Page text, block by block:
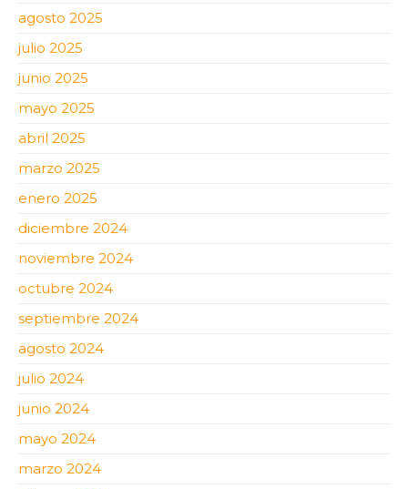
agosto 2025
julio 2025
junio 2025
mayo 2025
abril 2025
marzo 2025
enero 2025
diciembre 2024
noviembre 2024
octubre 2024
septiembre 2024
agosto 2024
julio 2024
junio 2024
mayo 2024
marzo 2024